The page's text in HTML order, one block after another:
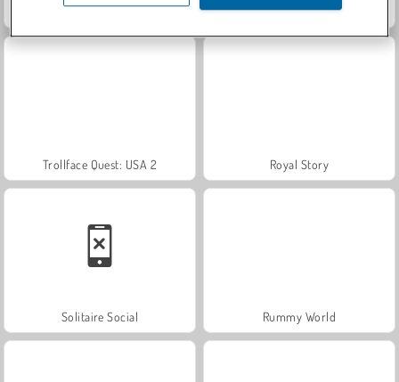
Scala 40 Heroes of Myths
Trollface Quest: USA 2 Royal Story
Solitaire Social Rummy World